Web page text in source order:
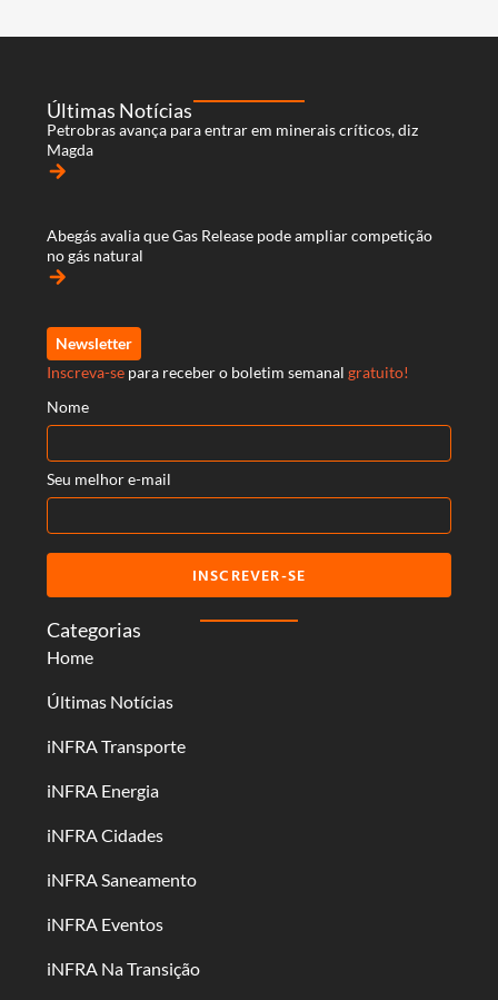
Categorias
Home
Últimas Notícias
iNFRA Transporte
iNFRA Energia
iNFRA Cidades
iNFRA Saneamento
iNFRA Eventos
iNFRA Na Transição
Últimas Notícias
Petrobras avança para entrar em minerais críticos, diz
Magda
arrow_forward
Abegás avalia que Gas Release pode ampliar competição
no gás natural
arrow_forward
Newsletter
Inscreva-se para receber o boletim semanal gratuito!
Nome
Seu melhor e-mail
INSCREVER-SE